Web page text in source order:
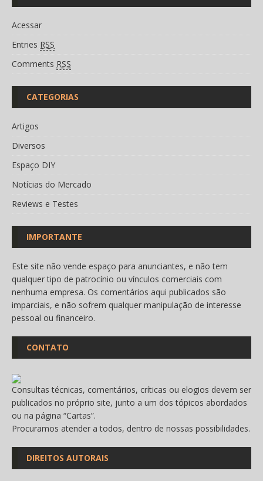
Acessar
Entries RSS
Comments RSS
CATEGORIAS
Artigos
Diversos
Espaço DIY
Notícias do Mercado
Reviews e Testes
IMPORTANTE
Este site não vende espaço para anunciantes, e não tem
qualquer tipo de patrocínio ou vínculos comerciais com
nenhuma empresa. Os comentários aqui publicados são
imparciais, e não sofrem qualquer manipulação de interesse
pessoal ou financeiro.
CONTATO
Consultas técnicas, comentários, críticas ou elogios devem ser
publicados no próprio site, junto a um dos tópicos abordados
ou na página “Cartas”.
Procuramos atender a todos, dentro de nossas possibilidades.
DIREITOS AUTORAIS